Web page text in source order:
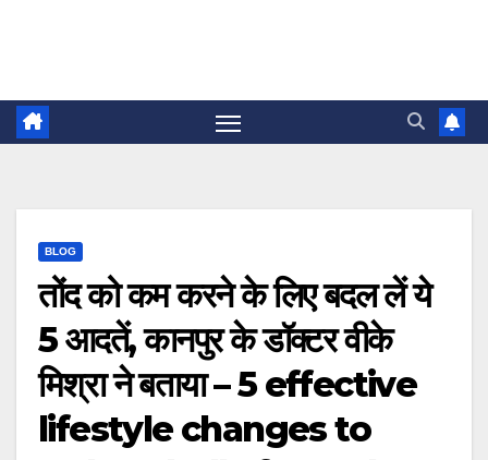
BLOG
तोंद को कम करने के लिए बदल लें ये
5 आदतें, कानपुर के डॉक्टर वीके
मिश्रा ने बताया – 5 effective
lifestyle changes to